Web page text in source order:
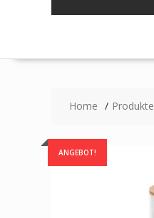
Home Produkte
ANGEBOT!